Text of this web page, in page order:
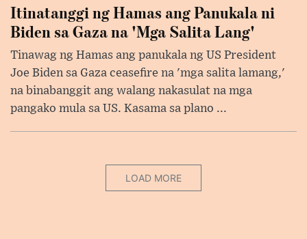
Itinatanggi ng Hamas ang Panukala ni
Biden sa Gaza na 'Mga Salita Lang'
Tinawag ng Hamas ang panukala ng US President
Joe Biden sa Gaza ceasefire na 'mga salita lamang,'
na binabanggit ang walang nakasulat na mga
pangako mula sa US. Kasama sa plano ...
LOAD MORE